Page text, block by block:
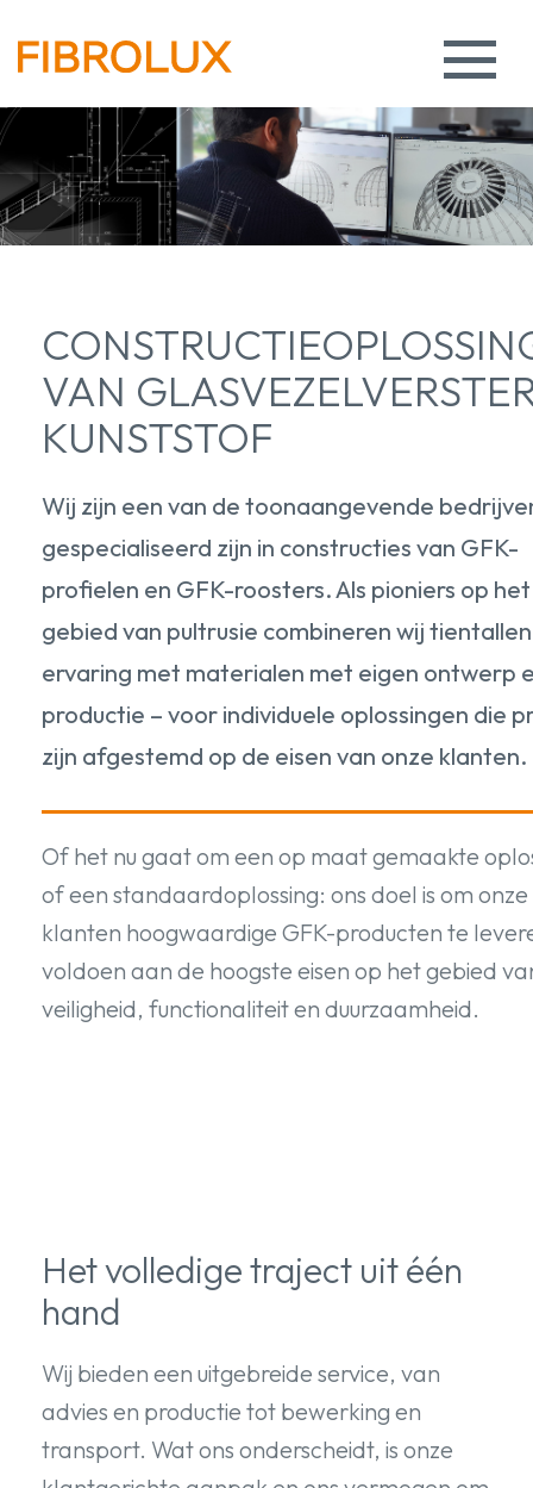
VAN
KUNSTSTOF
Wij zijn een van de toonaangevende
gespecialiseerd zijn in constructies van GFK-
profielen en GFK-roosters. Als pioniers op het
gebied van pultrusie combineren wij
ervaring met materialen met eigen ontwerp
productie – voor individuele oplossingen die
zijn afgestemd op de eisen van onze klanten.
Of het nu gaat om een op maat gemaakte
of een standaardoplossing: ons doel is om onze
klanten hoogwaardige GFK-producten te
voldoen aan de hoogste eisen op het gebied
veiligheid, functionaliteit en duurzaamheid.
Het volledige traject uit één
hand
Wij bieden een uitgebreide service, van
advies en productie tot bewerking en
transport. Wat ons onderscheidt, is onze